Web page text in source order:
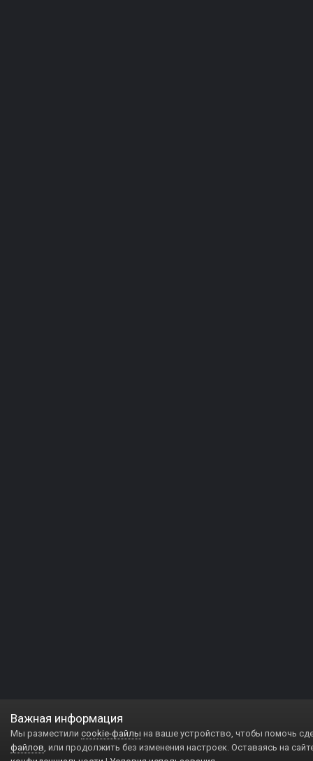
Важная информация
Мы разместили cookie-файлы на ваше устройство, чтобы помочь
файлов, или продолжить без изменения настроек. Оставаясь на